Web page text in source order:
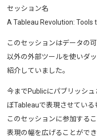
セッション名
A Tableau Revolution:
このセッションはデータの
以外の外部ツールを使いダ
紹介していました。
今までPublicにパブリッシ
ぼTableauで表現させている
このセッションに参加する
表現の幅を広げることがで